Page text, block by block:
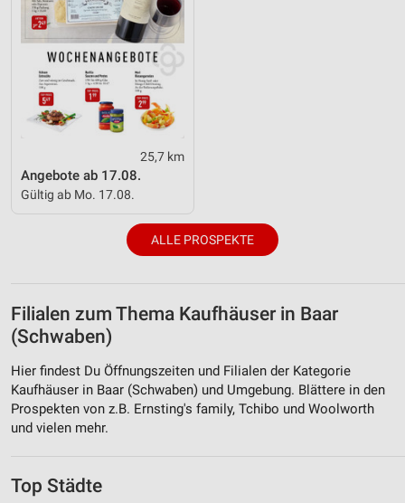
25,7 km
Angebote ab 17.08.
Gültig ab Mo. 17.08.
ALLE PROSPEKTE
Filialen zum Thema Kaufhäuser in Baar
(Schwaben)
Hier findest Du Öffnungszeiten und Filialen der Kategorie
Kaufhäuser in Baar (Schwaben) und Umgebung. Blättere in den
Prospekten von z.B. Ernsting's family, Tchibo und Woolworth
und vielen mehr.
Top Städte